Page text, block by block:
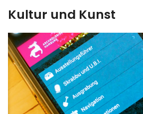
Kultur und Kunst
kultur & kunst
Ausstellungen
Spiele